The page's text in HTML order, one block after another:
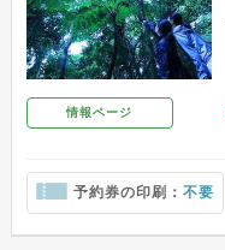
情報ページ
予約券の印刷： 不要